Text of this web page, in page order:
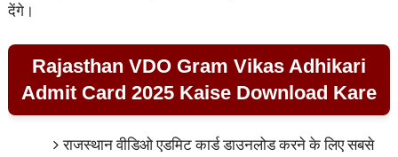
देंगे।
Rajasthan VDO Gram Vikas Adhikari
Admit Card 2025 Kaise Download Kare
राजस्थान वीडिओ एडमिट कार्ड डाउनलोड करने के लिए सबसे